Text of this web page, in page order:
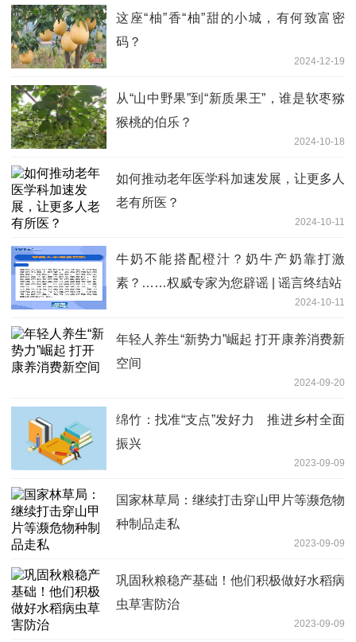
这座“柚”香“柚”甜的小城，有何致富密
码？
2024-12-19
从“山中野果”到“新质果王”，谁是软枣猕
猴桃的伯乐？
2024-10-18
如何推动老年医学科加速发展，让更多人
老有所医？
2024-10-11
牛奶不能搭配橙汁？奶牛产奶靠打激
素？……权威专家为您辟谣 | 谣言终结站
2024-10-11
年轻人养生“新势力”崛起 打开康养消费新
空间
2024-09-20
绵竹：找准“支点”发好力 推进乡村全面
振兴
2023-09-09
国家林草局：继续打击穿山甲片等濒危物
种制品走私
2023-09-09
巩固秋粮稳产基础！他们积极做好水稻病
虫草害防治
2023-09-09